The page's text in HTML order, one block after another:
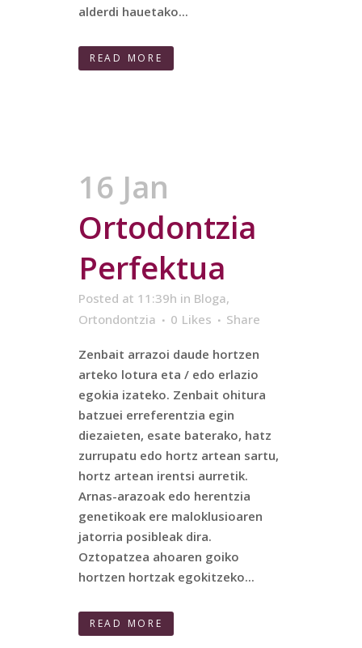
alderdi hauetako...
READ MORE
16 Jan
Ortodontzia
Perfektua
Posted at 11:39h in Bloga,
Ortondontzia
0 Likes Share
Zenbait arrazoi daude hortzen
arteko lotura eta / edo erlazio
egokia izateko. Zenbait ohitura
batzuei erreferentzia egin
diezaieten, esate baterako, hatz
zurrupatu edo hortz artean sartu,
hortz artean irentsi aurretik.
Arnas-arazoak edo herentzia
genetikoak ere maloklusioaren
jatorria posibleak dira.
Oztopatzea ahoaren goiko
hortzen hortzak egokitzeko...
READ MORE